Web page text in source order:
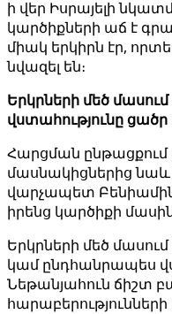
ի վեր Իսրայելի
կարծիքների աճ է
միակ երկիրն էր,
նվազել են։
Երկրների մեծ
վստահությունը ցածր
Հարցման ընթացքում
մասնակիցներից նաև
վարչապետ Բենիամին
իրենց կարծիքի
Երկրների մեծ
կամ ընդհանրապես
Նեթանյահուն ճիշտ
հարաբերությունների